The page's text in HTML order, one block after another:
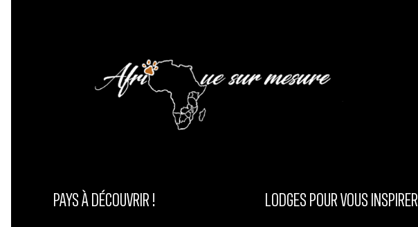
PAYS À DÉCOUVRIR ! LODGES POUR VOUS INSPIRER